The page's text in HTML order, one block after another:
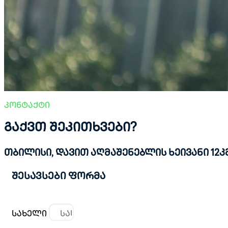
კონტაქტი
გაქვთ შეკითხვები?
თბილისი, დავით აღმაშენებლის ხეივანი
შესავსები ფორმა
სახელი